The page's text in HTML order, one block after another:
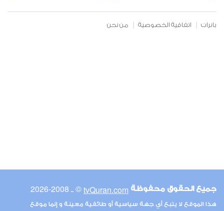
بانرات اتفاقية الخصوصية من نحن
جميع الحقوق محفوظة tvQuran.com© ـ 2008-2026
هذا الموقع لا يتبع أي جهة سياسية أو طائفية معينة و إنما موقع